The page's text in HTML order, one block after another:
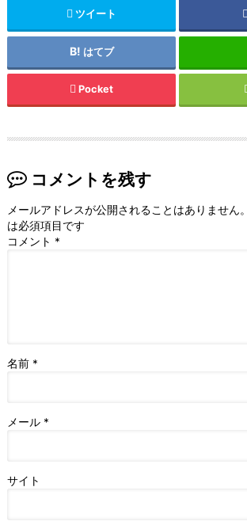
ツイート
はてブ
Pocket
コメントを残す
メールアドレスが公開されることはありません。
は必須項目です
コメント *
名前 *
メール *
サイト